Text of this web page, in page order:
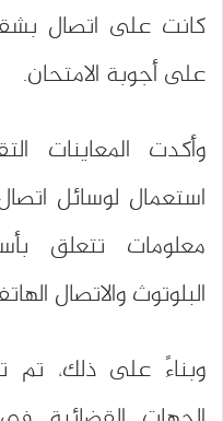
كانت على اتصال
على أجوبة الامتحان.
وأكدت المعاينات
استعمال لوسائل
معلومات تتعلق
البلوتوث والاتصال
وبناءً على ذلك، تم